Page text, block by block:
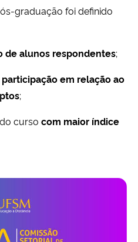
graduação foi definido
de alunos respondentes;
em relação ao
;
curso com maior índice